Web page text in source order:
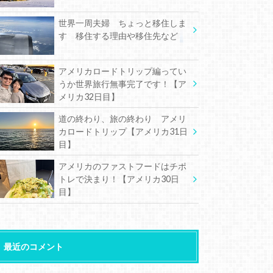
世界一周夫婦 ちょっと移住しま
す 移住する理由や移住先など
アメリカロードトリップ編ってい
うか世界旅行無事完了です！【ア
メリカ32日目】
道の終わり、旅の終わり アメリ
カロードトリップ【アメリカ31日
目】
アメリカのファストフードはチポ
トレで決まり！【アメリカ30日
目】
最近のコメント